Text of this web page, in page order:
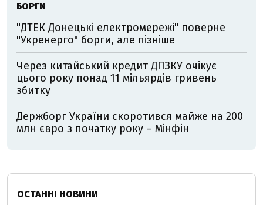
БОРГИ
"ДТЕК Донецькі електромережі" поверне
"Укренерго" борги, але пізніше
Через китайський кредит ДПЗКУ очікує
цього року понад 11 мільярдів гривень
збитку
Держборг України скоротився майже на 200
млн євро з початку року – Мінфін
ОСТАННІ НОВИНИ